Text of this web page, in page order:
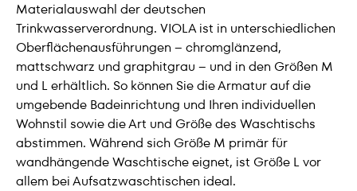
Materialauswahl der deutschen
Trinkwasserverordnung. VIOLA ist in unterschiedlichen
Oberflächenausführungen – chromglänzend,
mattschwarz und graphitgrau – und in den Größen M
und L erhältlich. So können Sie die Armatur auf die
umgebende Badeinrichtung und Ihren individuellen
Wohnstil sowie die Art und Größe des Waschtischs
abstimmen. Während sich Größe M primär für
wandhängende Waschtische eignet, ist Größe L vor
allem bei Aufsatzwaschtischen ideal.